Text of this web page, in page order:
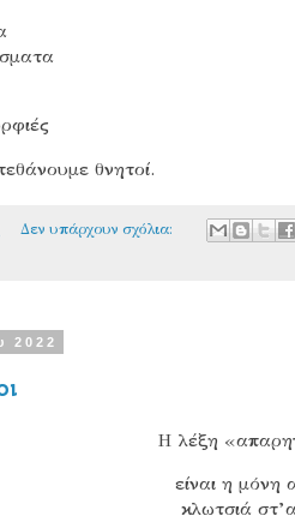
θνητοί.
Δεν υπάρχουν σχόλια:
2022
Η λέξη
είναι η μόνη
κλωτσιά